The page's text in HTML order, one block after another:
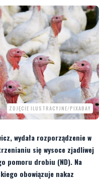
ZDJĘCIE ILUSTRACYJNE/PIXABAY
wydała rozporządzenie w
się wysoce zjadliwej
pomoru drobiu (ND). Na
obowiązuje nakaz